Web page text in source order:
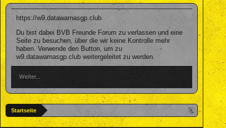
https://w9.datawarnasgp.club
Du bist dabei BVB Freunde Forum zu verlassen und eine
Seite zu besuchen, über die wir keine Kontrolle mehr
haben. Verwende den Button, um zu
w9.datawarnasgp.club weitergeleitet zu werden.
Weiter...
Startseite